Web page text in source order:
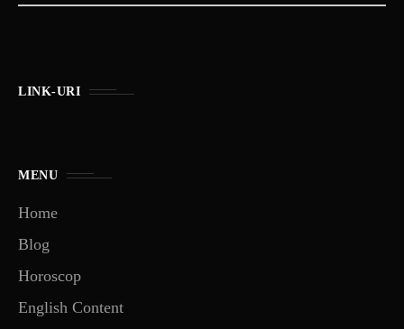
LINK-URI
MENU
Home
Blog
Horoscop
English Content